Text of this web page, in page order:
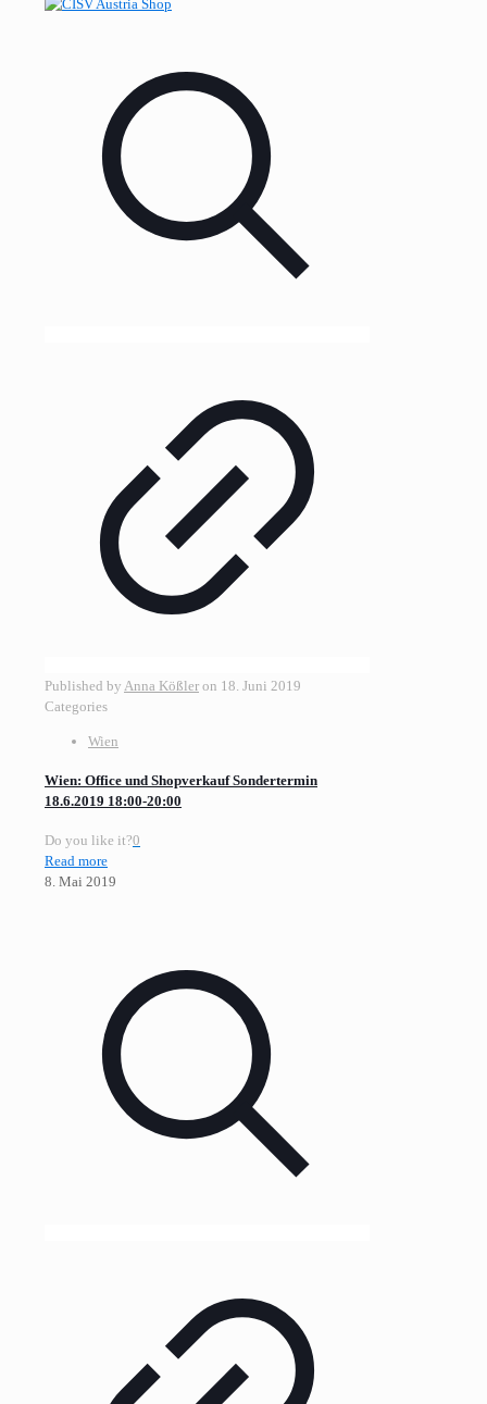
Published by Anna Kößler on 18. Juni 2019
Categories
Wien
Wien: Office und Shopverkauf Sondertermin
18.6.2019 18:00-20:00
Do you like it?0
Read more
8. Mai 2019